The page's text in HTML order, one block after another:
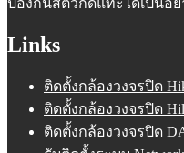
Links
ติดตั้งกล้องวงจรปิด
ติดตั้งกล้องวงจรปิด
ติดตั้งกล้องวงจรปิด